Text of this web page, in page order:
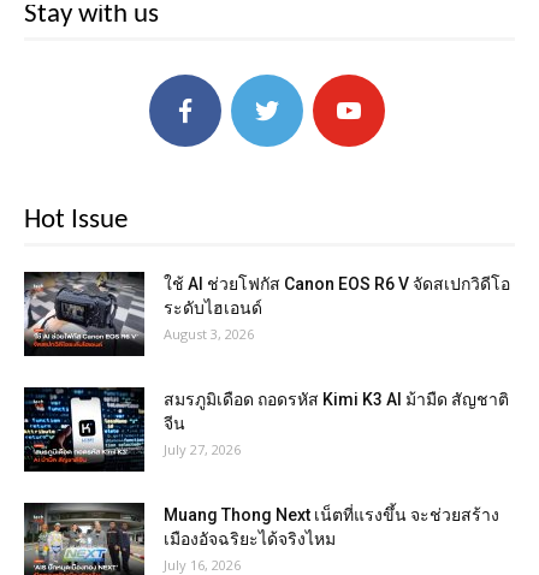
Stay with us
Hot Issue
ใช้ AI ช่วยโฟกัส Canon EOS R6 V จัดสเปกวิดีโอ
ระดับไฮเอนด์
August 3, 2026
สมรภูมิเดือด ถอดรหัส Kimi K3 AI ม้ามืด สัญชาติ
จีน
July 27, 2026
Muang Thong Next เน็ตที่แรงขึ้น จะช่วยสร้าง
เมืองอัจฉริยะได้จริงไหม
July 16, 2026